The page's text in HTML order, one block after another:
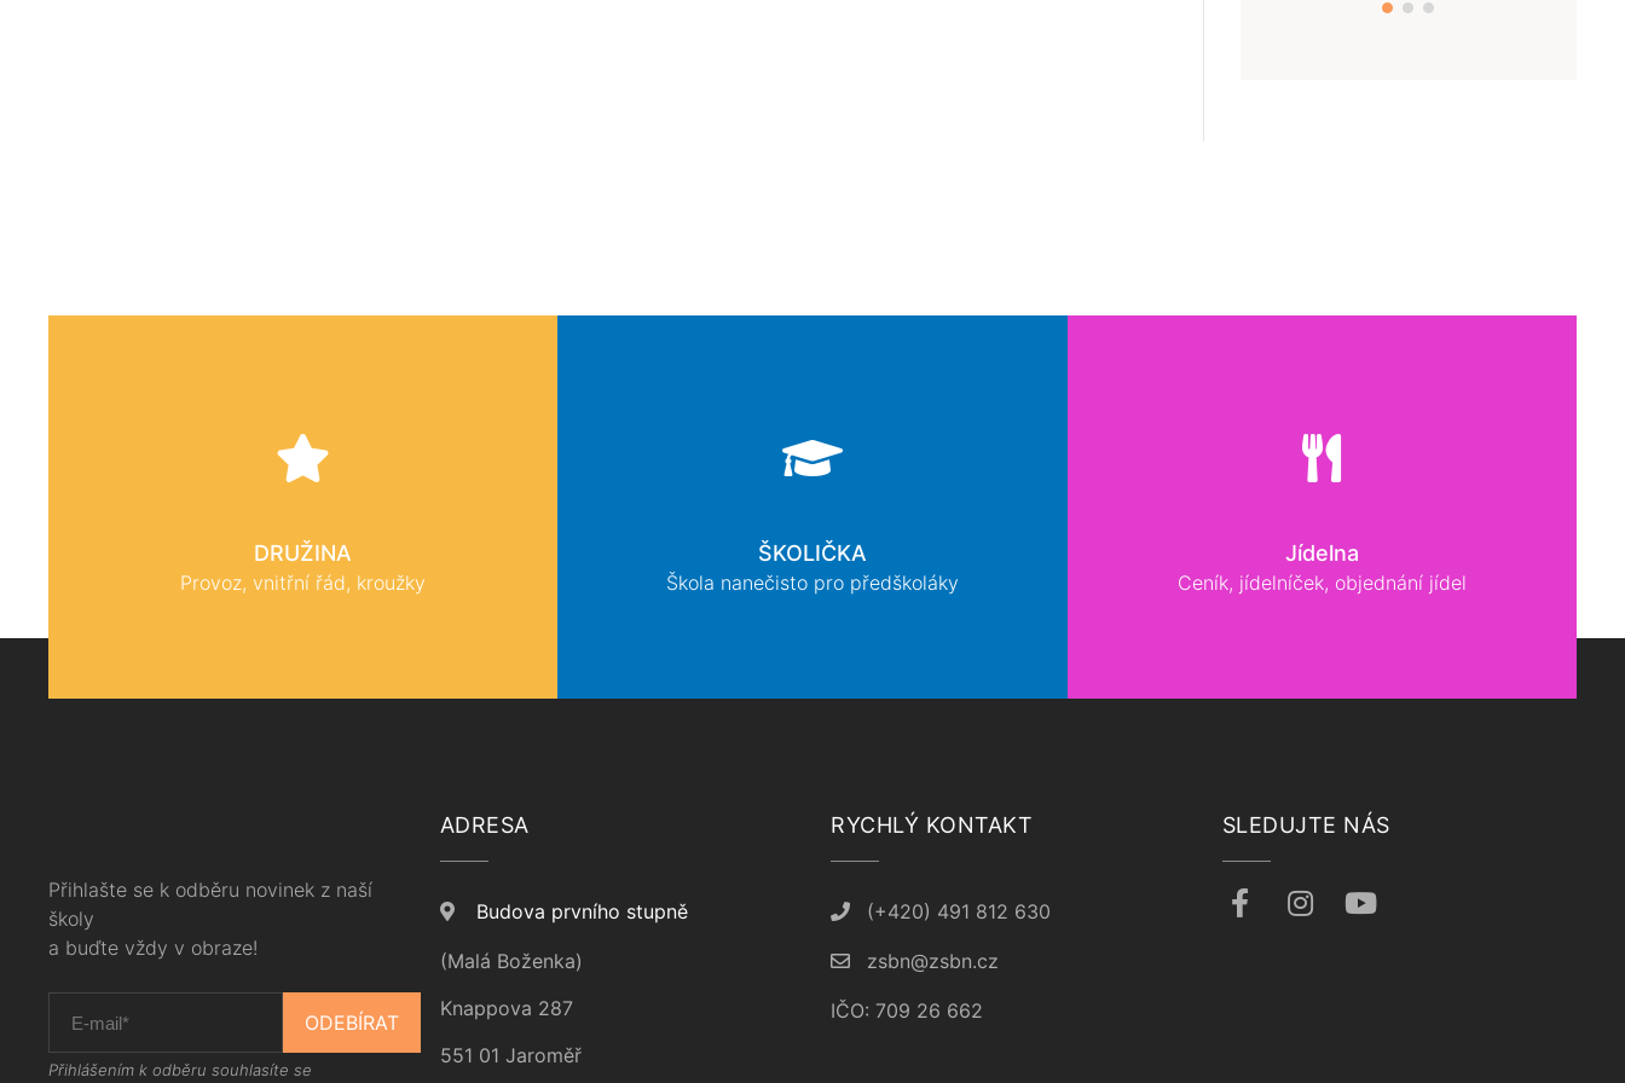
DRUŽINA
Provoz, vnitřní řád, kroužky
ŠKOLIČKA
Škola nanečisto pro předškoláky
Jídelna
Ceník, jídelníček, objednání jídel
Přihlašte se k odběru novinek z naší
školy
a buďte vždy v obraze!
ODEBÍRAT
Přihlášením k odběru souhlasíte se
ADRESA
Budova prvního stupně
(Malá Boženka)
Knappova 287
551 01 Jaroměř
RYCHLÝ KONTAKT
(+420) 491 812 630
zsbn@zsbn.cz
IČO: 709 26 662
SLEDUJTE NÁS